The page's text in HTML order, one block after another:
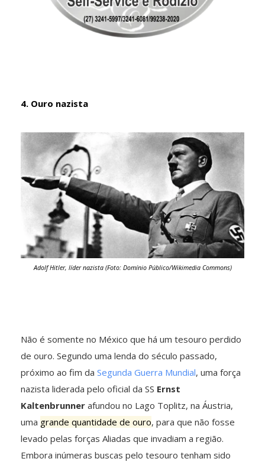
4. Ouro nazista
Adolf Hitler, líder nazista (Foto: Domínio Público/Wikimedia Commons)
Não é somente no México que há um tesouro perdido
de ouro. Segundo uma lenda do século passado,
próximo ao fim da Segunda Guerra Mundial, uma força
nazista liderada pelo oficial da SS Ernst
Kaltenbrunner afundou no Lago Toplitz, na Áustria,
uma grande quantidade de ouro, para que não fosse
levado pelas forças Aliadas que invadiam a região.
Embora inúmeras buscas pelo tesouro tenham sido